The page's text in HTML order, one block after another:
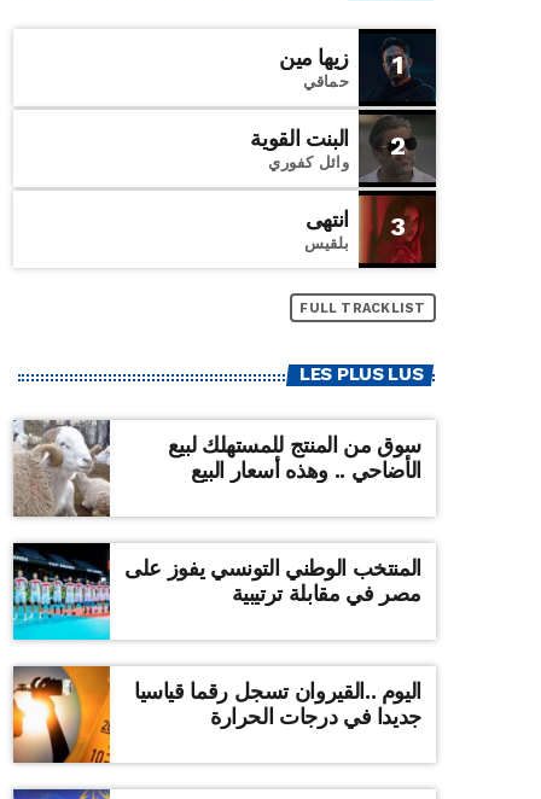
1 زيها مين
حماقي
2 البنت القوية
وائل كفوري
3 انتهى
بلقيس
FULL TRACKLIST
LES PLUS LUS
سوق من المنتج للمستهلك لبيع
الأضاحي .. وهذه أسعار البيع
المنتخب الوطني التونسي يفوز على
مصر في مقابلة ترتيبية
اليوم ..القيروان تسجل رقما قياسيا
جديدا في درجات الحرارة